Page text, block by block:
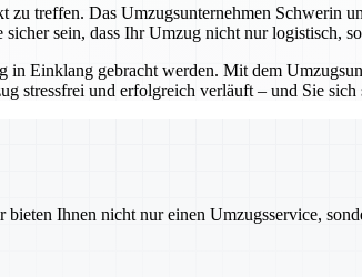
treffen. Das Umzugsunternehmen Schwerin
sein, dass Ihr Umzug nicht nur logistisch,
Einklang gebracht werden. Mit dem
stressfrei und erfolgreich verläuft – und Sie
Ihnen nicht nur einen Umzugsservice,